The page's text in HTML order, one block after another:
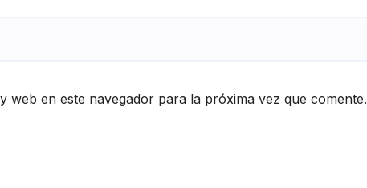
en este navegador para la próxima vez que comente.